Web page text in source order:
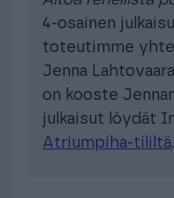
4-osainen
toteutimme
Jenna
on kooste
julkaisut löydät
Atriumpiha-tililtä.